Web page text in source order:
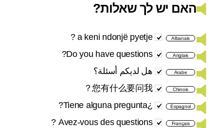
האם יש לך שאלות?
Albanais
a keni ndonjë pyetje ?
Anglais
Do you have questions?
Arabe هل لديكم أسئلة؟
Chinois
您有什么要问我？
Espagnol
¿Tiene alguna pregunta?
Français
Avez-vous des questions ?